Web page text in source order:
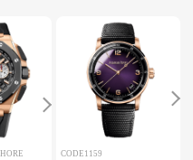
CODE1159